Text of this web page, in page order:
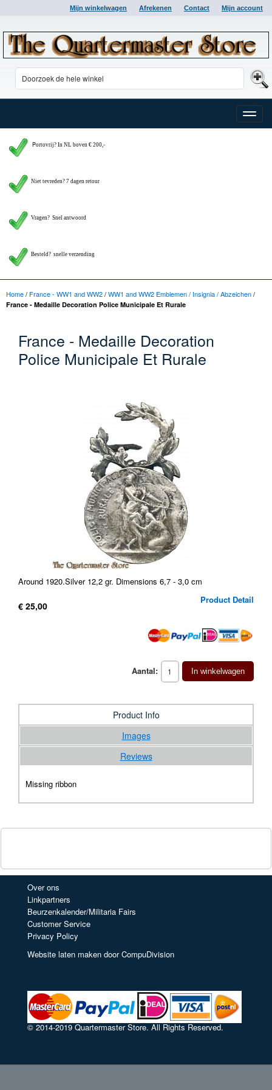
Mijn winkelwagen Afrekenen Contact Mijn account
Toggle
Portovrij? In NL boven € 200,-
Niet tevreden? 7 dagen retour
Vragen? Snel antwoord
Besteld? snelle verzending
Home/ France - WW1 and WW2/WW1 and WW2 Emblemen / Insignia / Abzeichen/
France - Medaille Decoration Police Municipale Et Rurale
France - Medaille Decoration
Police Municipale Et Rurale
Around 1920.Silver 12,2 gr. Dimensions 6,7 - 3,0 cm
Product Detail
€ 25,00
Aantal: In winkelwagen
Product Info
Images
Reviews
Missing ribbon
Over ons
Linkpartners
Beurzenkalender/Militaria Fairs
Customer Service
Privacy Policy
Website laten maken door CompuDivision
© 2014-2019 Quartermaster Store. All Rights Reserved.